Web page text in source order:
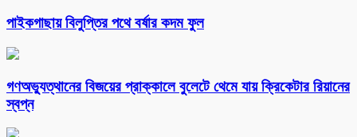
পাইকগাছায় বিলুপ্তির পথে বর্ষার কদম ফুল
গণঅভ্যুত্থানের বিজয়ের প্রাক্কালে বুলেটে থেমে যায় ক্রিকেটার রিয়ানের
স্বপ্ন